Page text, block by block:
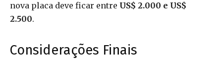
nova placa deve ficar entre US$ 2.000 e US$
2.500.
Considerações Finais